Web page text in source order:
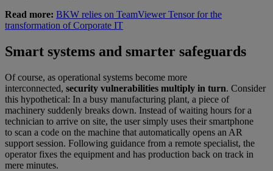
Read more: BKW relies on TeamViewer Tensor for the
transformation of Corporate IT
Smart systems and smarter safeguards
Of course, as operational systems become more
interconnected, security vulnerabilities multiply in turn. Consider
this hypothetical: In a busy manufacturing plant, a piece of
machinery suddenly breaks down. Instead of waiting hours for a
technician to arrive on site, the user simply uses their smartphone
to scan a code on the machine that automatically opens an AR
support session. Following guidance from a remote specialist, the
operator fixes the equipment and has production back on track in
mere minutes.